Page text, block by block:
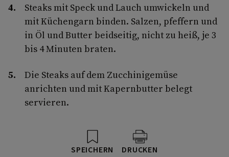
Steaks mit Speck und Lauch umwickeln und
mit Küchengarn binden. Salzen, pfeffern und
in Öl und Butter beidseitig, nicht zu heiß, je 3
bis 4 Minuten braten.
Die Steaks auf dem Zucchinigemüse
anrichten und mit Kapernbutter belegt
servieren.
SPEICHERN DRUCKEN